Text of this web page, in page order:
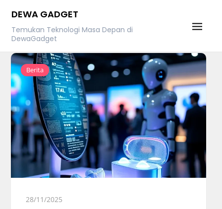
content
DEWA GADGET
Temukan Teknologi Masa Depan di
DewaGadget
Berita
28/11/2025